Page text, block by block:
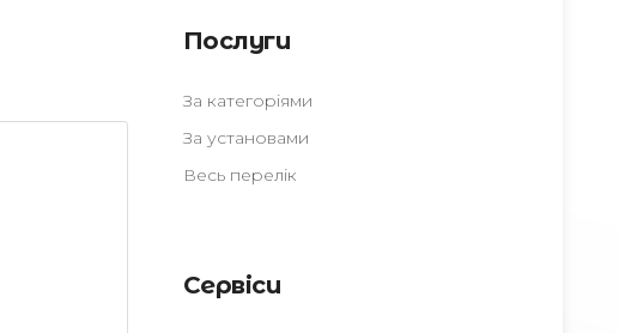
Послуги
За категоріями
За установами
Весь перелік
Сервіси